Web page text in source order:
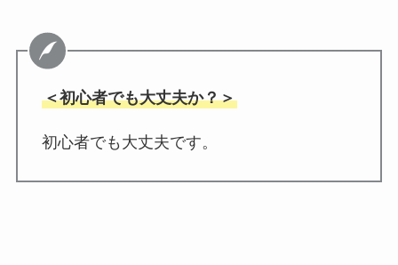
＜初心者でも大丈夫か？＞
初心者でも大丈夫です。